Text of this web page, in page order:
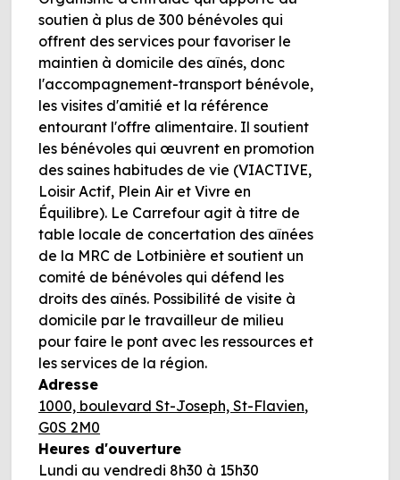
soutien à plus de 300 bénévoles qui
offrent des services pour favoriser le
maintien à domicile des aînés, donc
l'accompagnement-transport bénévole,
les visites d'amitié et la référence
entourant l'offre alimentaire. Il soutient
les bénévoles qui œuvrent en promotion
des saines habitudes de vie (VIACTIVE,
Loisir Actif, Plein Air et Vivre en
Équilibre). Le Carrefour agit à titre de
table locale de concertation des aînées
de la MRC de Lotbinière et soutient un
comité de bénévoles qui défend les
droits des aînés. Possibilité de visite à
domicile par le travailleur de milieu
pour faire le pont avec les ressources et
les services de la région.
Adresse
1000, boulevard St-Joseph, St-Flavien,
G0S 2M0
Heures d'ouverture
Lundi au vendredi 8h30 à 15h30